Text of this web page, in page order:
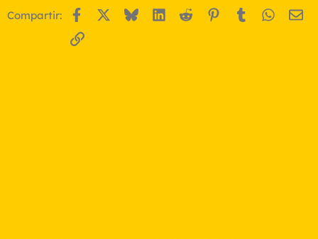
Compartir: Facebook BlueskyLinkedIn
Reddit Pinterest
Tumblr
Enlace